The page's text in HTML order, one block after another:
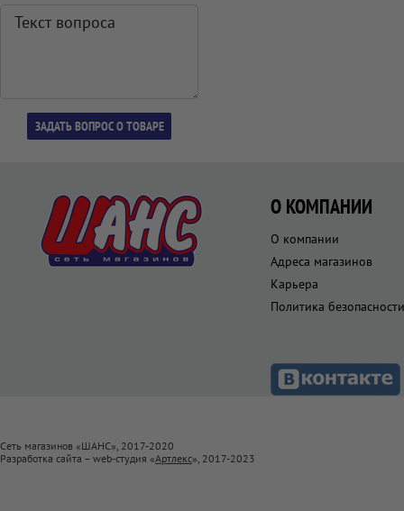
О КОМПАНИИ
О компании
Адреса магазинов
Карьера
Политика безопасности
Сеть магазинов «ШАНС», 2017-2020
Разработка сайта – web-студия «Артлекс», 2017-2023